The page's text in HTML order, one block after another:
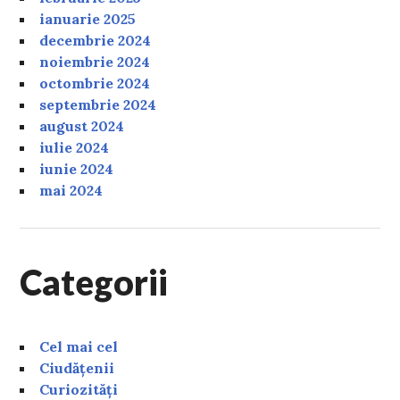
ianuarie 2025
decembrie 2024
noiembrie 2024
octombrie 2024
septembrie 2024
august 2024
iulie 2024
iunie 2024
mai 2024
Categorii
Cel mai cel
Ciudățenii
Curiozități